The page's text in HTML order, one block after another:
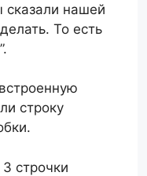
сказали нашей
То есть
строку
строчки